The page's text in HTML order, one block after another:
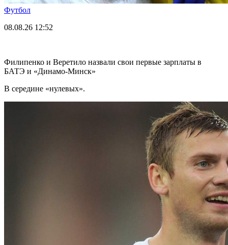
Футбол
08.08.26 12:52
Филипенко и Веретило назвали свои первые зарплаты в
БАТЭ и «Динамо-Минск»
В середине «нулевых».